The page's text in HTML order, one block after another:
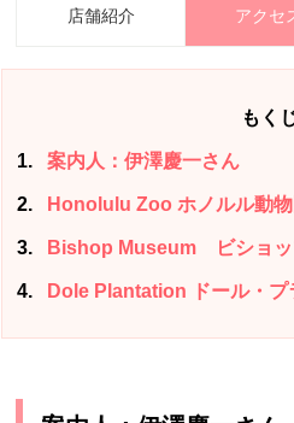
店舗紹介 アクセ
もく
1 案内人：伊澤慶一さん
2 Honolulu Zoo ホノルル動物
3 Bishop Museum ビショッ
4 Dole Plantation ドール・プ